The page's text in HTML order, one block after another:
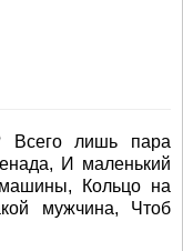
Всего лишь пара
И маленький
Кольцо на
мужчина, Чтоб